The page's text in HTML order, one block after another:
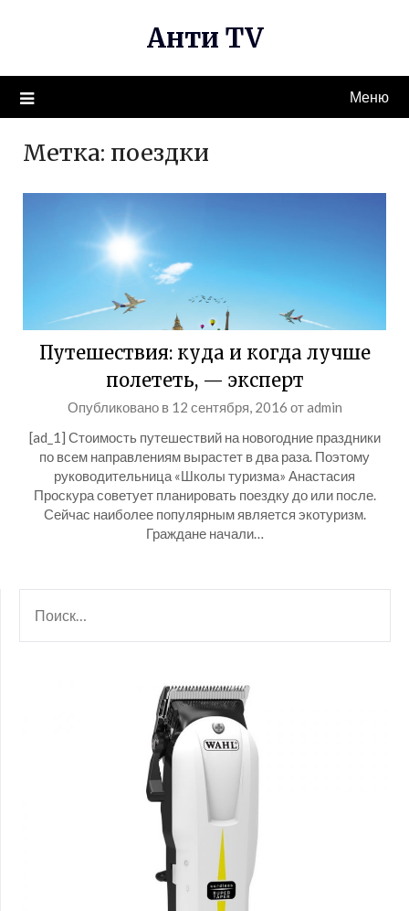
Анти TV
Меню
Метка: поездки
Путешествия: куда и когда лучше
полететь, — эксперт
Опубликовано в 12 сентября, 2016 отadmin
[ad_1] Стоимость путешествий на новогодние праздники
по всем направлениям вырастет в два раза. Поэтому
руководительница «Школы туризма» Анастасия
Проскура советует планировать поездку до или после.
Сейчас наиболее популярным является экотуризм.
Граждане начали…